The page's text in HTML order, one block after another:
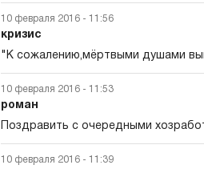
10 февраля 2016 - 11:56
кризис
"К сожалению,мёртвыми душами
10 февраля 2016 - 11:53
роман
Поздравить с очередными
10 февраля 2016 - 11:39